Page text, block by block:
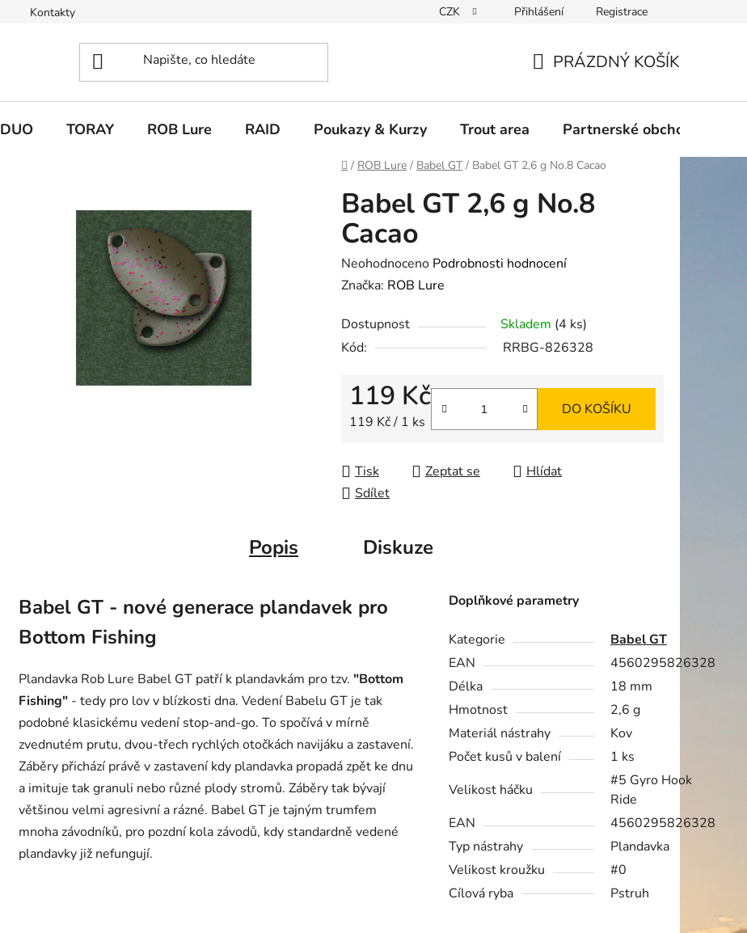
Kontakty CZK Přihlášení Registrace
KOŠÍK
PRÁZDNÝ KOŠÍK
DUO TORAY ROB Lure RAID Poukazy & Kurzy Trout area Partnerské obchody
Domů
/ ROB Lure / Babel GT / Babel GT 2,6 g No.8 Cacao
Babel GT 2,6 g No.8
Cacao
Průměrné
hodnocení
je
0,0
hvězdiček.
Neohodnoceno Podrobnosti hodnocení
Značka: ROB Lure
Dostupnost Skladem (4 ks)
Kód:
RRBG-826328
119 Kč
Měrná cena:
119 Kč / 1 ks
DO KOŠÍKU
Tisk Zeptat se
Hlídat
Sdílet
Popis Diskuze
Babel GT - nové generace plandavek pro
Bottom Fishing
Plandavka Rob Lure Babel GT patří k plandavkám pro tzv. "Bottom
Fishing" - tedy pro lov v blízkosti dna. Vedení Babelu GT je tak
podobné klasickému vedení stop-and-go. To spočívá v mírně
zvednutém prutu, dvou-třech rychlých otočkách navijáku a zastavení.
Záběry přichází právě v zastavení kdy plandavka propadá zpět ke dnu
a imituje tak granuli nebo různé plody stromů. Záběry tak bývají
většinou velmi agresivní a rázné. Babel GT je tajným trumfem
mnoha závodníků, pro pozdní kola závodů, kdy standardně vedené
plandavky již nefungují.
Doplňkové parametry
Kategorie
Babel GT
EAN
4560295826328
Délka
18 mm
Hmotnost
2,6 g
Materiál nástrahy
Kov
Počet kusů v balení
1 ks
Velikost háčku
#5 Gyro Hook
Ride
EAN
4560295826328
Typ nástrahy
Plandavka
Velikost kroužku
#0
Cílová ryba
Pstruh